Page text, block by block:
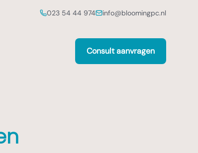
023 54 44 974 info@bloomingpc.nl
Consult aanvragen